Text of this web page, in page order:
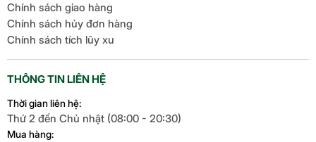
Chính sách giao hàng
Chính sách hủy đơn hàng
Chính sách tích lũy xu
THÔNG TIN LIÊN HỆ
Thời gian liên hệ:
Thứ 2 đến Chủ nhật (08:00 - 20:30)
Mua hàng: